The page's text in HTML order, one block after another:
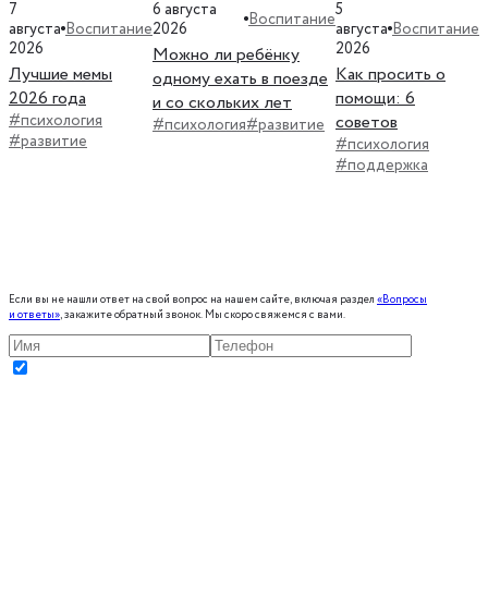
7
августа
2026
Воспитание
Лучшие мемы
2026 года
#психология
#развитие
6 августа
2026
Воспитание
Можно ли ребёнку
одному ехать в поезде
и со скольких лет
#психология#развитие
5
августа
2026
Воспитание
Как просить о
помощи: 6
советов
#психология
#поддержка
Если вы не нашли ответ на свой вопрос на нашем сайте, включая раздел «Вопросы
и ответы», закажите обратный звонок. Мы скоро свяжемся с вами.